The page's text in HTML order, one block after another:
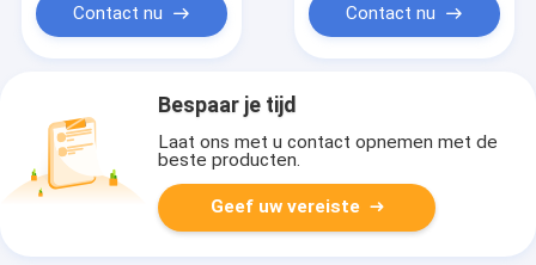
Contact nu Contact nu
Bespaar je tijd
Laat ons met u contact opnemen met de
beste producten.
Geef uw vereiste